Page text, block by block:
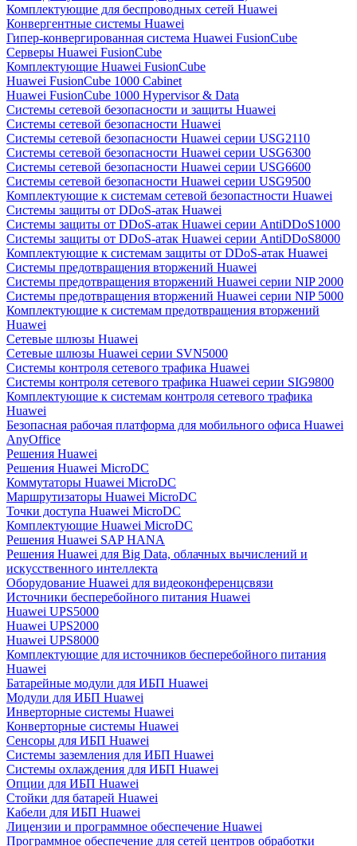
Комплектующие для беспроводных сетей Huawei
Конвергентные системы Huawei
Гипер-конвергированная система Huawei FusionCube
Серверы Huawei FusionCube
Комплектующие Huawei FusionCube
Huawei FusionCube 1000 Cabinet
Huawei FusionCube 1000 Hypervisor & Data
Системы сетевой безопасности и защиты Huawei
Системы сетевой безопасности Huawei
Системы сетевой безопасности Huawei серии USG2110
Системы сетевой безопасности Huawei серии USG6300
Системы сетевой безопасности Huawei серии USG6600
Системы сетевой безопасности Huawei серии USG9500
Комплектующие к системам сетевой безопастности Huawei
Системы защиты от DDoS-атак Huawei
Системы защиты от DDoS-атак Huawei серии AntiDDoS1000
Системы защиты от DDoS-атак Huawei серии AntiDDoS8000
Комплектующие к системам защиты от DDoS-атак Huawei
Системы предотвращения вторжений Huawei
Системы предотвращения вторжений Huawei серии NIP 2000
Системы предотвращения вторжений Huawei серии NIP 5000
Комплектующие к системам предотвращения вторжений
Huawei
Сетевые шлюзы Huawei
Сетевые шлюзы Huawei серии SVN5000
Системы контроля сетевого трафика Huawei
Системы контроля сетевого трафика Huawei серии SIG9800
Комплектующие к системам контроля сетевого трафика
Huawei
Безопасная рабочая платформа для мобильного офиса Huawei
AnyOffice
Решения Huawei
Решения Huawei MicroDC
Коммутаторы Huawei MicroDC
Маршрутизаторы Huawei MicroDC
Точки доступа Huawei MicroDC
Комплектующие Huawei MicroDC
Решения Huawei SAP HANA
Решения Huawei для Big Data, облачных вычислений и
искусственного интеллекта
Оборудование Huawei для видеоконференцсвязи
Источники бесперебойного питания Huawei
Huawei UPS5000
Huawei UPS2000
Huawei UPS8000
Комплектующие для источников бесперебойного питания
Huawei
Батарейные модули для ИБП Huawei
Модули для ИБП Huawei
Инверторные системы Huawei
Конверторные системы Huawei
Сенсоры для ИБП Huawei
Системы заземления для ИБП Huawei
Системы охлаждения для ИБП Huawei
Опции для ИБП Huawei
Стойки для батарей Huawei
Кабели для ИБП Huawei
Лицензии и программное обеспечение Huawei
Программное обеспечение для сетей центров обработки